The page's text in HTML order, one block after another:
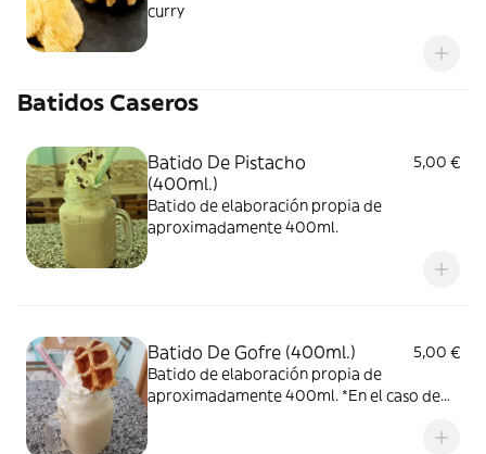
curry
Batidos Caseros
Batido De Pistacho
(400ml.)
5,00 €
Batido de elaboración propia de
aproximadamente 400ml.
Batido De Gofre (400ml.)
5,00 €
Batido de elaboración propia de
aproximadamente 400ml. *En el caso de
que la nata llegue en las condiciones que